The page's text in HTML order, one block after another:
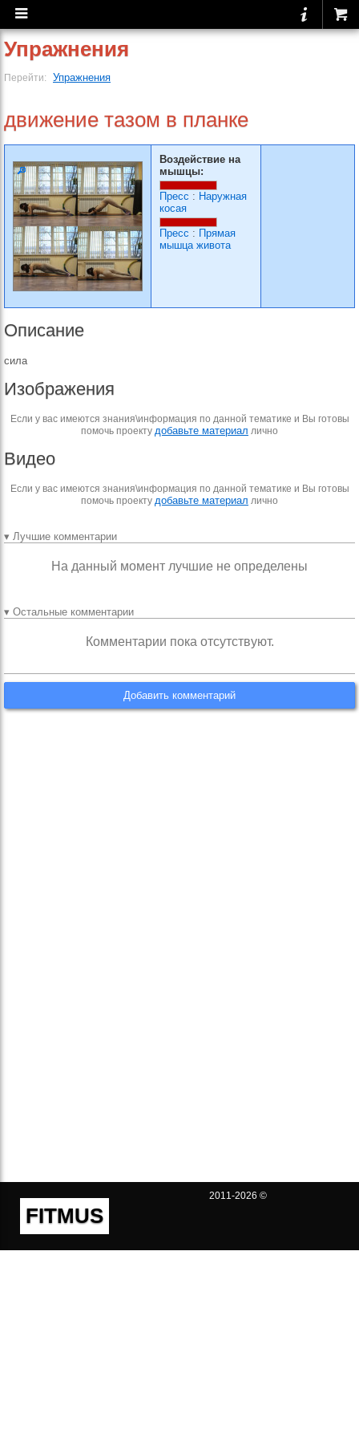
Упражнения
Перейти: Упражнения
движение тазом в планке
Воздействие на
мышцы:
Пресс : Наружная
косая
Пресс : Прямая
мышца живота
Описание
сила
Изображения
Если у вас имеются знания\информация по данной тематике и Вы готовы
помочь проекту добавьте материал лично
Видео
Если у вас имеются знания\информация по данной тематике и Вы готовы
помочь проекту добавьте материал лично
▾ Лучшие комментарии
На данный момент лучшие не определены
▾ Остальные комментарии
Комментарии пока отсутствуют.
Добавить комментарий
FITMUS
2011-2026 ©